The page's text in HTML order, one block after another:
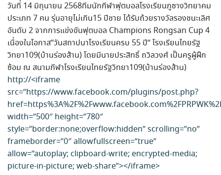
วันที่​ 14​ มิถุนายน​ 2568ทีมนักกีฬา​ฟุตบอล​โรงเรียน​ภูซาง​วิทยาคม​
ประเภท​ 7​ คน​ รุ่นอายุไม่เกิน​​15​ ปีชาย​ ได้รับถ้วย​รางวัลรองชนะเลิศ​
อันดับ​ 2 จากการแข่งขันฟุตบอล​ Champions Rongsan Cup 4
เนื่องในโอกาส”วันสถาปนา​โรงเรียน​ครบ​ 55 ปี” ​โรงเรียน​ไทย​รัฐ​
วิทยา​109(บ้านร่องส้าน) โดยมี​นายประสิทธิ์​ ถวิล​วงศ์​ เป็น​ครู​ผู้​ฝึก
ซ้อม​ ณ​ สนามกีฬา​โรงเรียน​ไทย​รัฐ​วิทยา​109(บ้านร่องส้าน)
http://<iframe
src=”https://www.facebook.com/plugins/post.php?
width=”500″ height=”780″
style=”border:none;overflow:hidden” scrolling=”no”
frameborder=”0″ allowfullscreen=”true”
allow=”autoplay; clipboard-write; encrypted-media;
picture-in-picture; web-share”></iframe>